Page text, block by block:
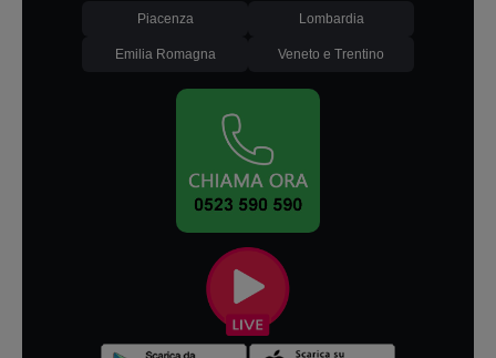
Piacenza Lombardia
Emilia Romagna Veneto e Trentino